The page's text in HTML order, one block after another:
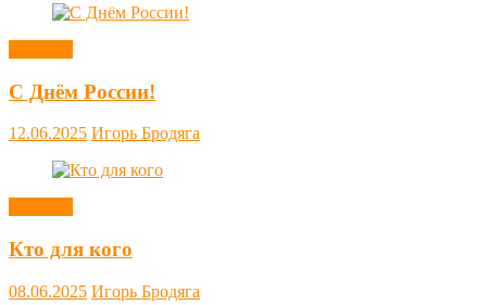
С Днём России!
12.06.2025 Игорь Бродяга
Кто для кого
08.06.2025 Игорь Бродяга